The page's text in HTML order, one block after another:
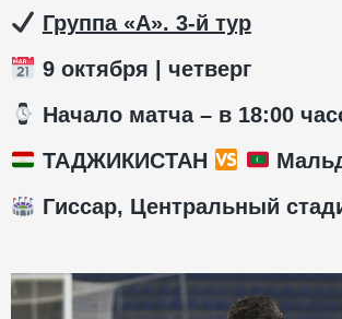
Группа «А». 3-й тур
9 октября | четверг
Начало матча – в 18:00
ТАДЖИКИСТАН
Гиссар, Центральный